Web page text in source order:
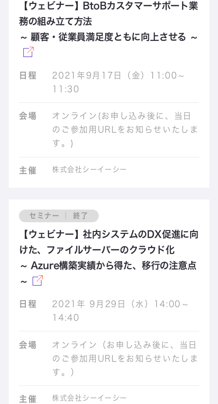
【ウェビナー】BtoBカスタマーサポート業
務の組み立て方法
～ 顧客・従業員満足度ともに向上させる ～
日程
2021年9月17日（金）11:00～
11:30
会場
オンライン(お申し込み後に、当日
のご参加用URLをお知らせいたしま
す。)
主催 株式会社シーイーシー
セミナー ｜ 終了
【ウェビナー】社内システムのDX促進に向
けた、ファイルサーバーのクラウド化
～ Azure構築実績から得た、移行の注意点
～
日程
2021年 9月29日（水）14:00～
14:40
会場
オンライン（お申し込み後に、当日
のご参加用URLをお知らせいたしま
す。）
主催
株式会社シーイーシー